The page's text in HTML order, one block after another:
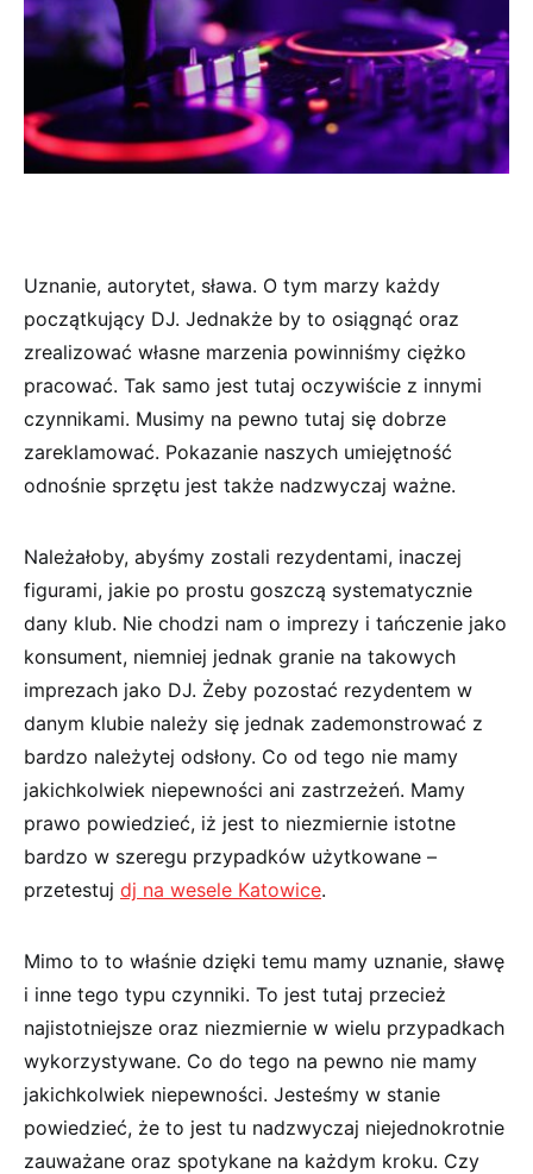
Uznanie, autorytet, sława. O tym marzy każdy
początkujący DJ. Jednakże by to osiągnąć oraz
zrealizować własne marzenia powinniśmy ciężko
pracować. Tak samo jest tutaj oczywiście z innymi
czynnikami. Musimy na pewno tutaj się dobrze
zareklamować. Pokazanie naszych umiejętność
odnośnie sprzętu jest także nadzwyczaj ważne.
Należałoby, abyśmy zostali rezydentami, inaczej
figurami, jakie po prostu goszczą systematycznie
dany klub. Nie chodzi nam o imprezy i tańczenie jako
konsument, niemniej jednak granie na takowych
imprezach jako DJ. Żeby pozostać rezydentem w
danym klubie należy się jednak zademonstrować z
bardzo należytej odsłony. Co od tego nie mamy
jakichkolwiek niepewności ani zastrzeżeń. Mamy
prawo powiedzieć, iż jest to niezmiernie istotne
bardzo w szeregu przypadków użytkowane –
przetestuj dj na wesele Katowice.
Mimo to to właśnie dzięki temu mamy uznanie, sławę
i inne tego typu czynniki. To jest tutaj przecież
najistotniejsze oraz niezmiernie w wielu przypadkach
wykorzystywane. Co do tego na pewno nie mamy
jakichkolwiek niepewności. Jesteśmy w stanie
powiedzieć, że to jest tu nadzwyczaj niejednokrotnie
zauważane oraz spotykane na każdym kroku. Czy